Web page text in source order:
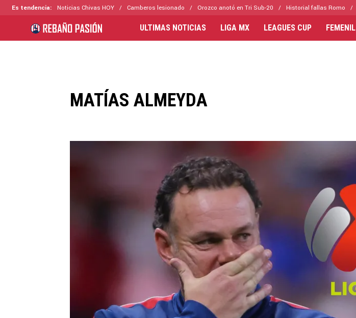
Es tendencia: Noticias Chivas HOY Camberos lesionado Orozco anotó en Tri Sub-20 Historial fallas Romo
ULTIMAS NOTICIAS LIGA MX LEAGUES CUP FEMENIL
MATÍAS ALMEYDA